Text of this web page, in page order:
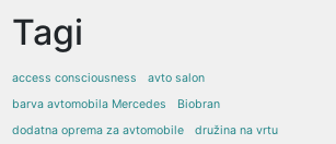
Tagi
access consciousness
avto salon
barva avtomobila Mercedes
Biobran
dodatna oprema za avtomobile
družina na vrtu